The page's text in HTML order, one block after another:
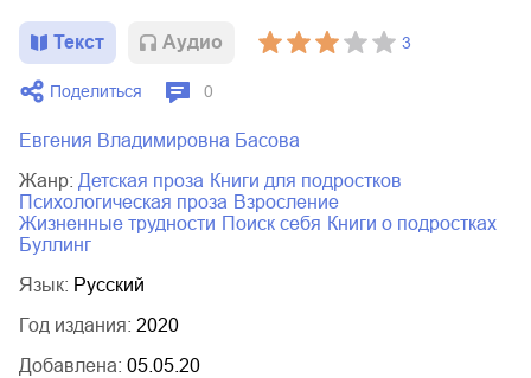
Текст Aудио 3
Поделиться 0
Евгения Владимировна Басова
Жанр:
детская проза
книги для подростков
психологическая проза
взросление
жизненные трудности
поиск себя
книги о подростках
буллинг
Язык: Русский
Год издания: 2020
Добавлена: 05.05.20